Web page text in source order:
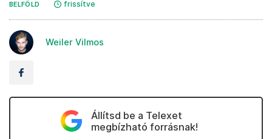
BELFÖLD frissítve
Weiler Vilmos
Állítsd be a Telexet
megbízható forrásnak!